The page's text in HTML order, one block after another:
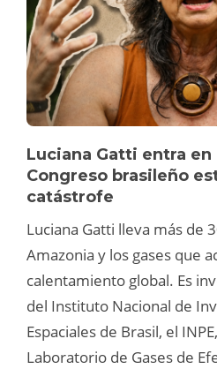
Luciana Gatti entra
Congreso brasileño
catástrofe
Luciana Gatti lleva más de
Amazonia y los gases que
calentamiento global. Es
del Instituto Nacional de
Espaciales de Brasil, el
Laboratorio de Gases de